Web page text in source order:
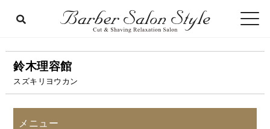
鈴木理容館
スズキリヨウカン
メニュー